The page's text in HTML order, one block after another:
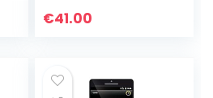
Lading Tester, Auto
€41.00